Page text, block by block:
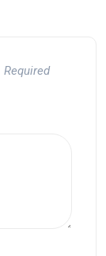
Required